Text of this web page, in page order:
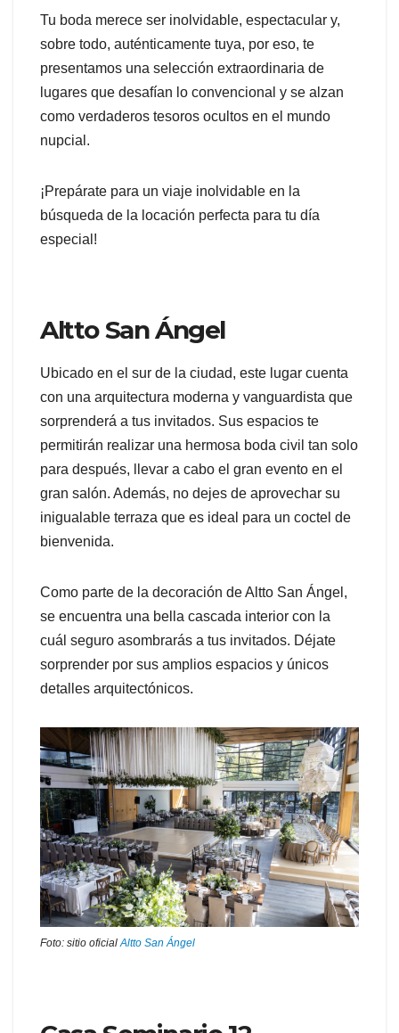
Tu boda merece ser inolvidable, espectacular y,
sobre todo, auténticamente tuya, por eso, te
presentamos una selección extraordinaria de
lugares que desafían lo convencional y se alzan
como verdaderos tesoros ocultos en el mundo
nupcial.
¡Prepárate para un viaje inolvidable en la
búsqueda de la locación perfecta para tu día
especial!
Altto San Ángel
Ubicado en el sur de la ciudad, este lugar cuenta
con una arquitectura moderna y vanguardista que
sorprenderá a tus invitados. Sus espacios te
permitirán realizar una hermosa boda civil tan solo
para después, llevar a cabo el gran evento en el
gran salón. Además, no dejes de aprovechar su
inigualable terraza que es ideal para un coctel de
bienvenida.
Como parte de la decoración de Altto San Ángel,
se encuentra una bella cascada interior con la
cuál seguro asombrarás a tus invitados. Déjate
sorprender por sus amplios espacios y únicos
detalles arquitectónicos.
Foto: sitio oficialAltto San Ángel